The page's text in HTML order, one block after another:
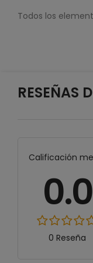
Todos los
RESEÑAS
Calificación
0.0
0 Reseña